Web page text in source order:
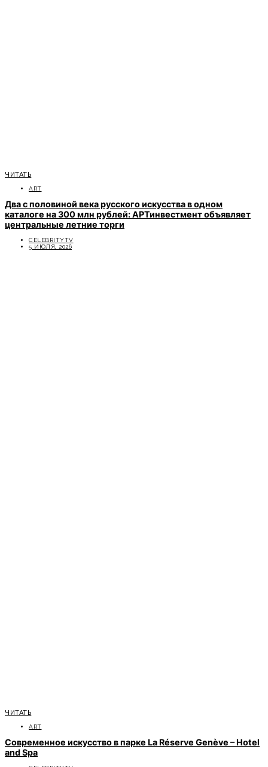
ЧИТАТЬ
ART
Два с половиной века русского искусства в одном
каталоге на 300 млн рублей: АРТинвестмент объявляет
центральные летние торги
CELEBRITYTV
5 ИЮЛЯ, 2026
ЧИТАТЬ
ART
Современное искусство в парке La Réserve Genève – Hotel
and Spa